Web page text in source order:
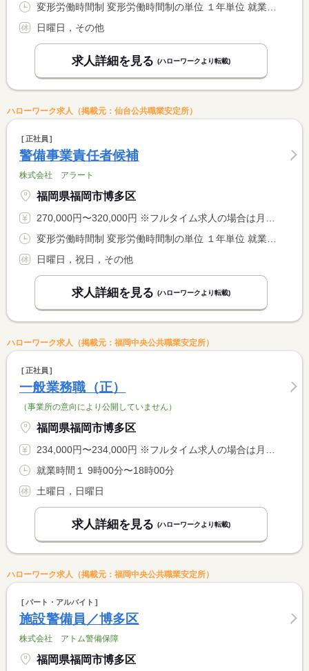
日曜日，その他
求人詳細を見る (ハローワークより転載)
ハローワーク求人（掲載元：仙台公共職業安定所）
正社員
警備事業責任者候補
株式会社 アラート
福岡県福岡市博多区
270,000円〜320,000円 ※フルタイム求人の場合は月額（換算額）、パート求人の場合は時間額を表示しています。
日曜日，祝日，その他
求人詳細を見る (ハローワークより転載)
ハローワーク求人（掲載元：福岡中央公共職業安定所）
正社員
一般業務職（正）
（事業所の意向により公開していません）
福岡県福岡市博多区
234,000円〜234,000円 ※フルタイム求人の場合は月額（換算額）、パート求人の場合は時間額を表示しています。
就業時間１ 9時00分〜18時00分
土曜日，日曜日
求人詳細を見る (ハローワークより転載)
ハローワーク求人（掲載元：福岡中央公共職業安定所）
パート・アルバイト
施設警備員／博多区
株式会社 アトム警備保障
福岡県福岡市博多区